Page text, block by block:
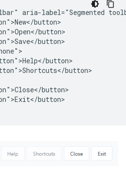
aria-label="Segmented
button>
button>
button>
button>
button>
button>
button>